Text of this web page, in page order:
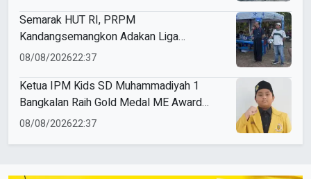
Semarak HUT RI, PRPM
Kandangsemangkon Adakan Liga
Kemerdekaan 2026
08/08/202622:37
Ketua IPM Kids SD Muhammadiyah 1
Bangkalan Raih Gold Medal ME Award
2026
08/08/202622:37